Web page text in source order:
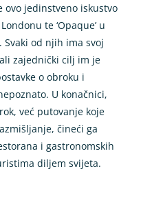
ovo jedinstveno iskustvo
te ‘Opaque’ u
Svaki od njih ima svoj
zajednički cilj im je
o obroku i
U konačnici,
već putovanje koje
čineći ga
i gastronomskih
diljem svijeta.